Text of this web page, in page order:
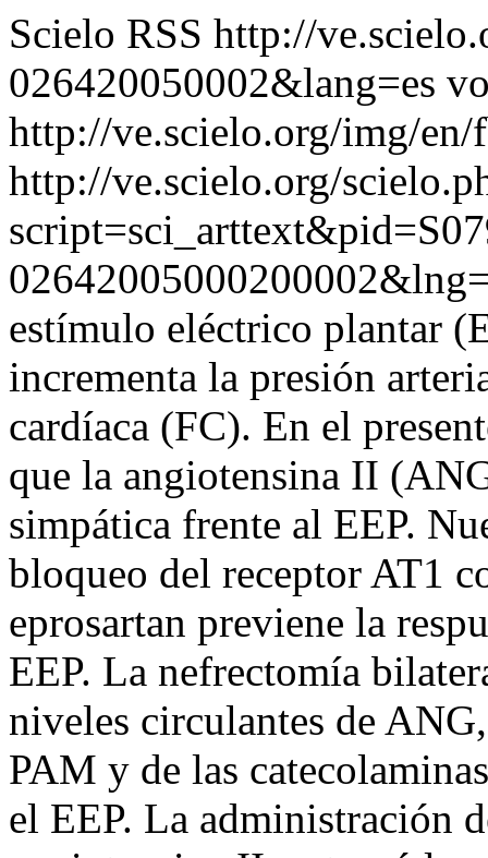
Scielo RSS http://
026420050002&lang=es
http://ve.scielo.org/img/
http://ve.scielo.org/
estímulo eléctrico plantar
incrementa la presión
cardíaca (FC). En el
que la angiotensina II
simpática frente al EEP.
bloqueo del receptor AT1
eprosartan previene la
EEP. La nefrectomía
niveles circulantes de
PAM y de las
el EEP. La administración